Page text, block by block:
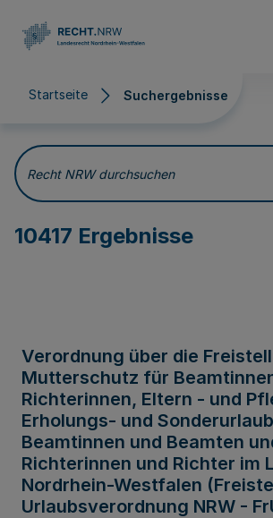
Startseite Suchergebnisse
Suchergebnisse
Recht NRW durchsuchen
10417 Ergebnisse
Verordnung über die
Mutterschutz für
Richterinnen, Eltern - und
Erholungs- und
Beamtinnen und Beamten
Richterinnen und Richter im
Nordrhein-Westfalen
Urlaubsverordnung NRW -